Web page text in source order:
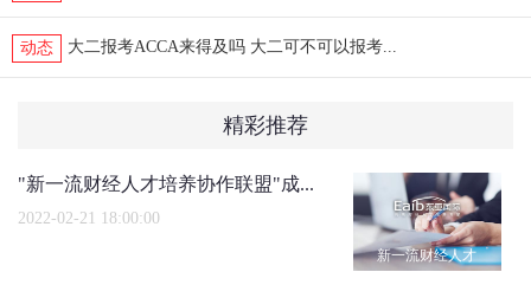
动态 大二报考ACCA来得及吗 大二可不可以报考...
精彩推荐
新一流财经人才
"新一流财经人才培养协作联盟"成...
2022-02-21 18:00:00